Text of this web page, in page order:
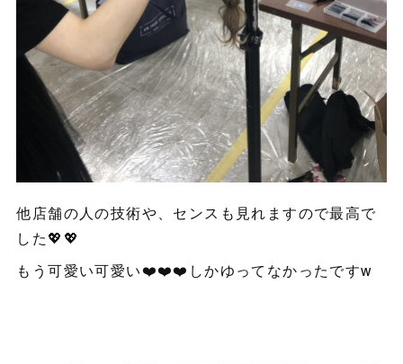
他店舗の人の技術や、センスも見れますので最高で
した💖💖
もう可愛い可愛い❤️❤️❤️しかゆってなかったですw